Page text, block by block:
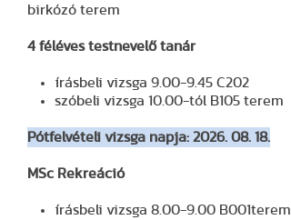
birkózó terem
4 féléves testnevelő tanár
írásbeli vizsga 9.00-9.45 C202
szóbeli vizsga 10.00-tól B105 terem
Pótfelvételi vizsga napja: 2026. 08. 18.
MSc Rekreáció
írásbeli vizsga 8.00-9.00 B001terem